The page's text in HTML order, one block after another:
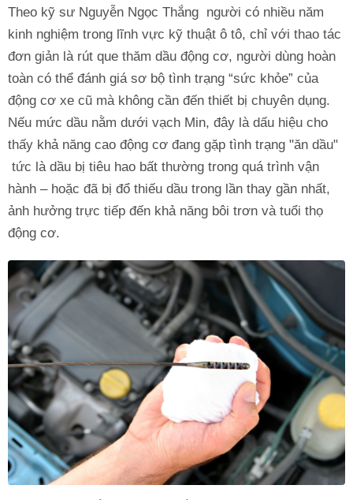
Theo kỹ sư Nguyễn Ngọc Thắng người có nhiều năm
kinh nghiệm trong lĩnh vực kỹ thuật ô tô, chỉ với thao tác
đơn giản là rút que thăm dầu động cơ, người dùng hoàn
toàn có thể đánh giá sơ bộ tình trạng “sức khỏe” của
động cơ xe cũ mà không cần đến thiết bị chuyên dụng.
Nếu mức dầu nằm dưới vạch Min, đây là dấu hiệu cho
thấy khả năng cao động cơ đang gặp tình trạng "ăn dầu"
tức là dầu bị tiêu hao bất thường trong quá trình vận
hành – hoặc đã bị đổ thiếu dầu trong lần thay gần nhất,
ảnh hưởng trực tiếp đến khả năng bôi trơn và tuổi thọ
động cơ.